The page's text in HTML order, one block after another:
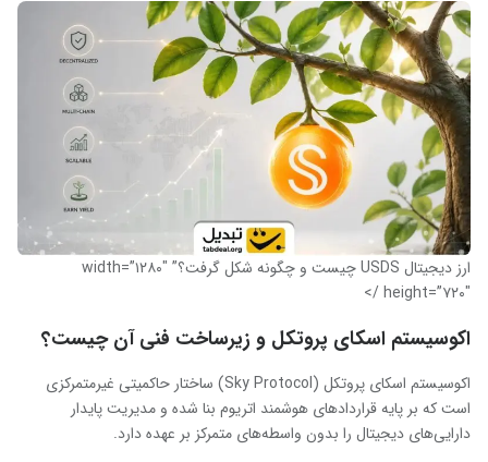
ارز دیجیتال USDS چیست و چگونه شکل گرفت؟” width=”۱۲۸۰″
height=”۷۲۰″ />
اکوسیستم اسکای پروتکل و زیرساخت فنی آن چیست؟
اکوسیستم اسکای پروتکل (Sky Protocol) ساختار حاکمیتی غیرمتمرکزی
است که بر پایه قراردادهای هوشمند اتریوم بنا شده و مدیریت پایدار
دارایی‌های دیجیتال را بدون واسطه‌های متمرکز بر عهده دارد.